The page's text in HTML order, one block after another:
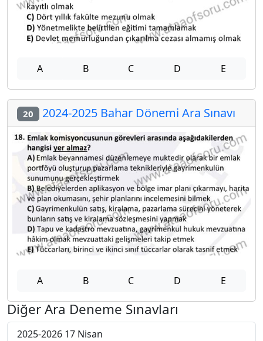
A B C D E
20 2024-2025 Bahar Dönemi Ara Sınavı
A B C D E
Diğer Ara Deneme Sınavları
2025-2026 17 Nisan